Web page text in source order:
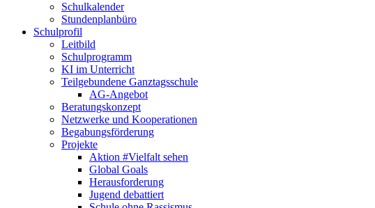
Schulkalender
Stundenplanbüro
Schulprofil
Leitbild
Schulprogramm
KI im Unterricht
Teilgebundene Ganztagsschule
AG-Angebot
Beratungskonzept
Netzwerke und Kooperationen
Begabungsförderung
Projekte
Aktion #Vielfalt sehen
Global Goals
Herausforderung
Jugend debattiert